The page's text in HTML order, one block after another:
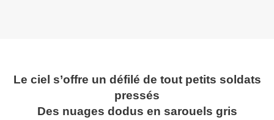
Le ciel s’offre un défilé de tout petits soldats
pressés
Des nuages dodus en sarouels gris